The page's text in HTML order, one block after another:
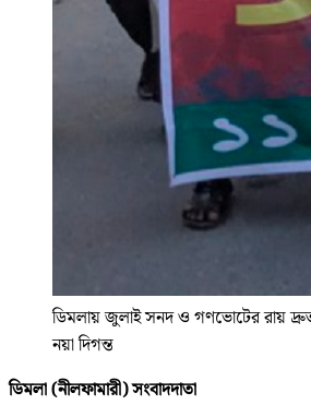
ডিমলায় জুলাই সনদ ও গণভোটের রায় দ্রুত
নয়া দিগন্ত
ডিমলা (নীলফামারী) সংবাদদাতা